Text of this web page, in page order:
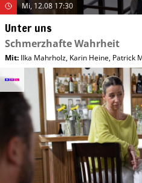
Mi, 12.08 17:30
Unter uns
Schmerzhafte Wahrheit
Mit: Ilka Mahrholz, Karin Heine, Patrick